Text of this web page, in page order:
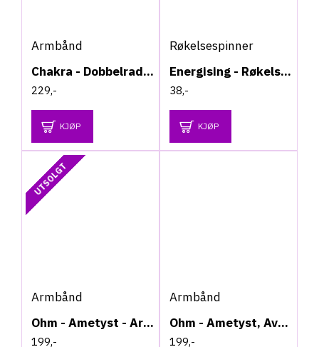
Armbånd
Chakra - Dobbelrad - Armbånd
229,-
KJØP
Røkelsespinner
Energising - Røkelsespinner
38,-
KJØP
UTSOLGT
Armbånd
Ohm - Ametyst - Armbånd
199,-
Armbånd
Ohm - Ametyst, Aventurin og Bergkrystall - Armbånd
199,-